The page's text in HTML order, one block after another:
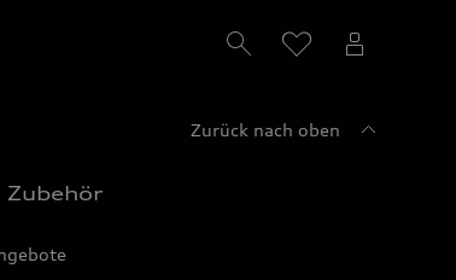
Zurück nach oben
Zubehör